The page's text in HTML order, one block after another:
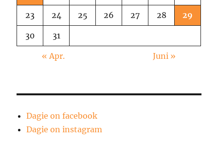
23 24 25 26 27 28 29
30 31
« Apr. Juni »
Dagie on facebook
Dagie on instagram